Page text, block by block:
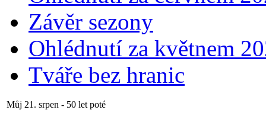
Závěr sezony
Ohlédnutí za květnem
Tváře bez hranic
Můj 21. srpen - 50 let poté